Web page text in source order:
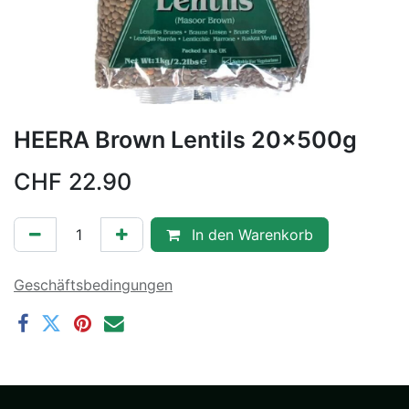
HEERA Brown Lentils 20x500g
CHF 22.90
In den Warenkorb
Geschäftsbedingungen